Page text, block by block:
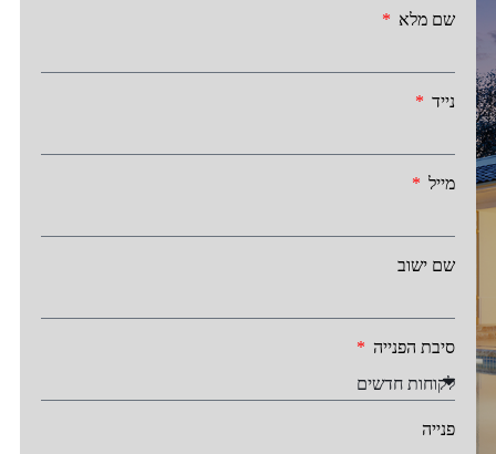
שם מלא
נייד
מייל
שם ישוב
סיבת הפנייה
פנייה